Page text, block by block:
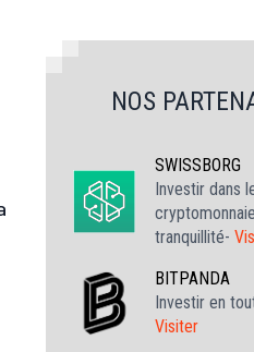
NOS
SWISSBORG
Investir dans
tranquillité-
BITPANDA
Investir en
Visiter